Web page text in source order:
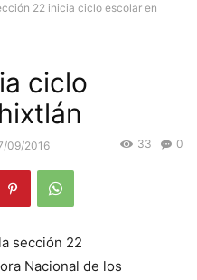
22 inicia ciclo escolar en
ciclo
09/2016 0
33
sección 22
Nacional de los